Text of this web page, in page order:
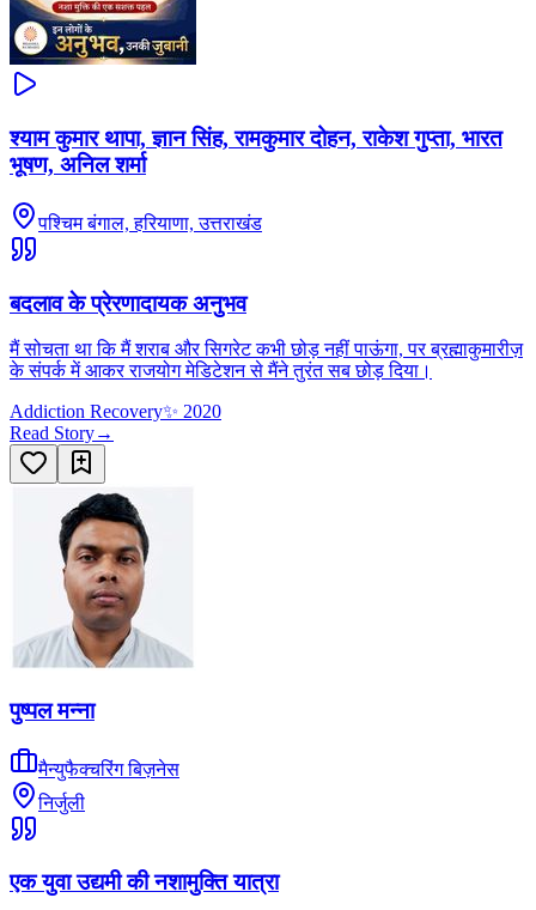
श्याम कुमार थापा, ज्ञान सिंह, रामकुमार दोहन, राकेश गुप्ता, भारत
भूषण, अनिल शर्मा
पश्चिम बंगाल, हरियाणा, उत्तराखंड
बदलाव के प्रेरणादायक अनुभव
मैं सोचता था कि मैं शराब और सिगरेट कभी छोड़ नहीं पाऊंगा, पर ब्रह्माकुमारीज़
के संपर्क में आकर राजयोग मेडिटेशन से मैंने तुरंत सब छोड़ दिया।
Addiction Recovery✨ 2020
Read Story→
पुष्पल मन्ना
मैन्युफैक्चरिंग बिज़नेस
निर्जुली
एक युवा उद्यमी की नशामुक्ति यात्रा